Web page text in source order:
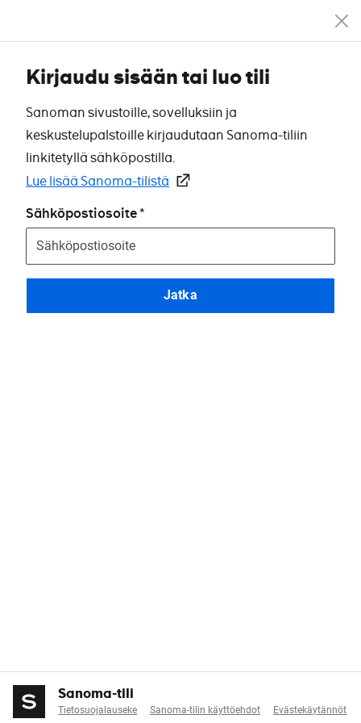
Kirjaudu sisään tai luo tili
Sanoman sivustoille, sovelluksiin ja
keskustelupalstoille kirjaudutaan Sanoma-tiliin
linkitetyllä sähköpostilla.
Lue lisää Sanoma-tilistä
Sähköpostiosoite
Jatka
Sanoma-tili
Tietosuojalauseke Sanoma-tilin käyttöehdot Evästekäytännöt